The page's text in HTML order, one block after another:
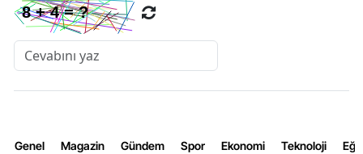
Genel Magazin Gündem Spor Ekonomi Teknoloji